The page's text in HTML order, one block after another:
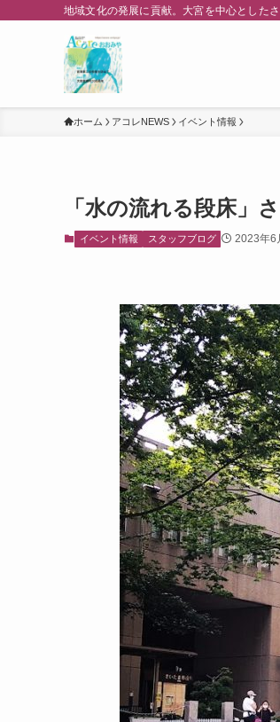
地域文化の発展に貢献。大宮を中心とした
ホーム アコレNEWS イベント情報
「水の流れる段床」
イベント情報 スタッフブログ 2023年6